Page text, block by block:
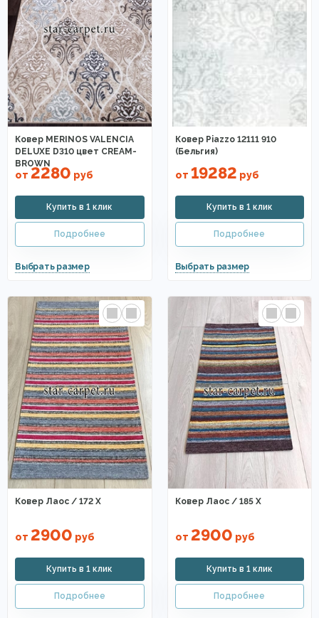
Ковер MERINOS VALENCIA
DELUXE D310 цвет CREAM-
BROWN
от 2280 руб
Ковер Piazzo 12111 910
(Бельгия)
от 19282 руб
Ковер Лаос / 172 X
от 2900 руб
Ковер Лаос / 185 X
от 2900 руб